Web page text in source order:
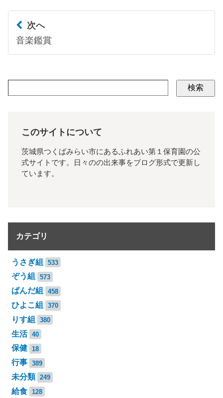
次へ
音楽鑑賞
検索
このサイトについて
茨城県つくばみらい市にあるふれあい第１保育園の公
式サイトです。日々のの出来事をブログ形式で更新し
ています。
カテゴリ
うさぎ組 533
ぞう組 573
ぱんだ組 458
ひよこ組 370
りす組 380
生活 40
保健 18
行事 389
未分類 249
給食 128